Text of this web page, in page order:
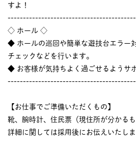
すよ！
◇ ホール ◇
◆ ホールの巡回や簡単な遊技台エラー
チェックなどを行います。
◆ お客様が気持ちよく過ごせるようサ
【お仕事でご準備いただくもの】
靴、腕時計、住民票（現住所が分かる
詳細に関しては採用後にお伝えいたしま